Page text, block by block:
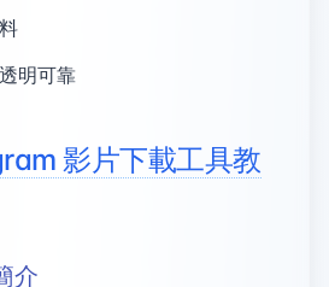
明可靠
影片下載工具教
介